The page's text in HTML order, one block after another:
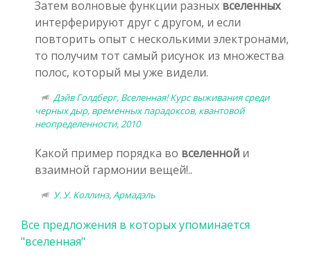
Затем волновые функции разных вселенных
интерферируют друг с другом, и если
повторить опыт с несколькими электронами,
то получим тот самый рисунок из множества
полос, который мы уже видели.
Дэйв Голдберг, Вселенная! Курс выживания среди
черных дыр, временных парадоксов, квантовой
неопределенности, 2010
Какой пример порядка во вселенной и
взаимной гармонии вещей!..
У. У. Коллинз, Армадэль
Все предложения в которых упоминается
"вселенная"